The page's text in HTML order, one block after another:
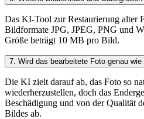
Das KI-Tool zur Restaurierung alter
Bildformate JPG, JPEG, PNG und
Größe beträgt 10 MB pro Bild.
7 Wird das bearbeitete Foto genau
Die KI zielt darauf ab, das Foto so
wiederherzustellen, doch das
Beschädigung und von der Qualität
Bildes ab.